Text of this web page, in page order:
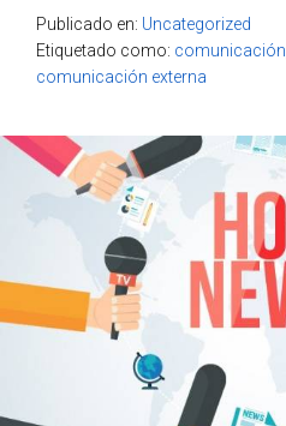
Publicado en: Uncategorized
Etiquetado como: comunicación
comunicación externa